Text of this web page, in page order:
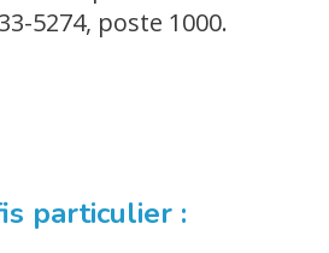
5274, poste 1000.
particulier :